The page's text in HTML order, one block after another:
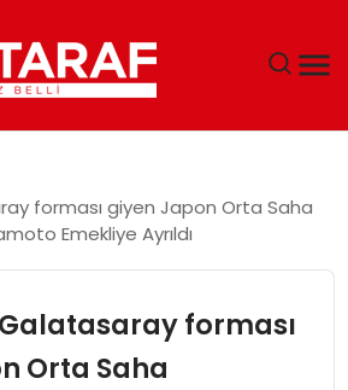
forması giyen Japon Orta Saha
Emekliye Ayrıldı
forması
Orta Saha